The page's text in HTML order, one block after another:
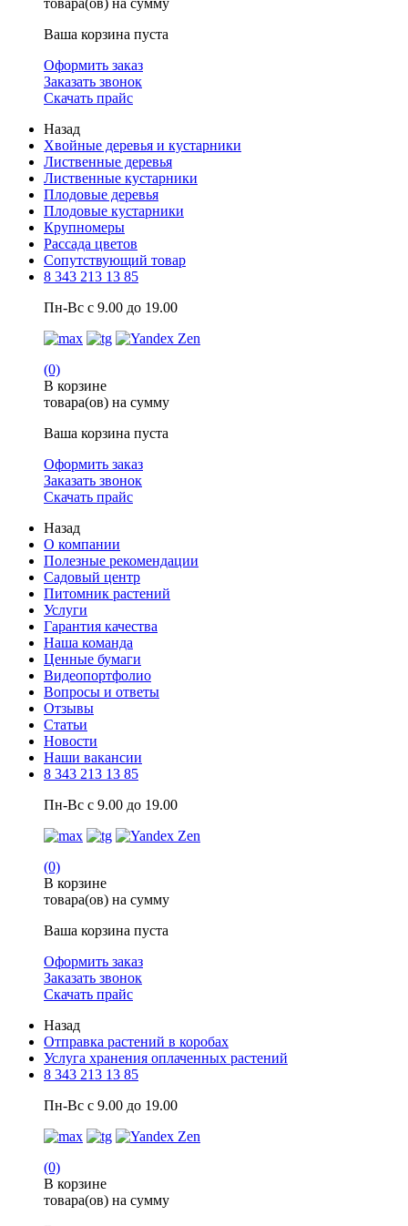
товара(ов) на сумму
Ваша корзина пуста
Оформить заказ
Заказать звонок
Скачать прайс
Назад
Хвойные деревья и кустарники
Лиственные деревья
Лиственные кустарники
Плодовые деревья
Плодовые кустарники
Крупномеры
Рассада цветов
Сопутствующий товар
8 343 213 13 85
Пн-Вс с 9.00 до 19.00
(0)
В корзине
товара(ов) на сумму
Ваша корзина пуста
Оформить заказ
Заказать звонок
Скачать прайс
Назад
О компании
Полезные рекомендации
Садовый центр
Питомник растений
Услуги
Гарантия качества
Наша команда
Ценные бумаги
Видеопортфолио
Вопросы и ответы
Отзывы
Статьи
Новости
Наши вакансии
8 343 213 13 85
Пн-Вс с 9.00 до 19.00
(0)
В корзине
товара(ов) на сумму
Ваша корзина пуста
Оформить заказ
Заказать звонок
Скачать прайс
Назад
Отправка растений в коробах
Услуга хранения оплаченных растений
8 343 213 13 85
Пн-Вс с 9.00 до 19.00
(0)
В корзине
товара(ов) на сумму